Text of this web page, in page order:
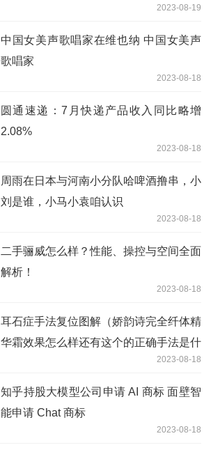
2023-08-19
中国女美声歌唱家在维也纳 中国女美声
歌唱家
2023-08-18
圆通速递：7月快递产品收入同比略增
2.08%
2023-08-18
周雨在日本与河南小分队哈啤酒撸串，小
刘是谁，小马小袁咱认识
2023-08-18
二手骊威怎么样？性能、操控与空间全面
解析！
2023-08-18
耳石症手法复位图解（娇韵诗完全纤体精
华霜效果怎么样还有这个的正确手法是什
2023-08-18
知乎持股大模型公司申请 AI 商标 面壁智
能申请 Chat 商标
2023-08-18